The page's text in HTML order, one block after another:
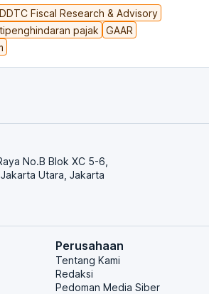
DDTC Fiscal Research & Advisory
pajak
GAAR
No.B Blok XC 5-6,
Utara, Jakarta
Perusahaan
Tentang Kami
Redaksi
Pedoman Media Siber